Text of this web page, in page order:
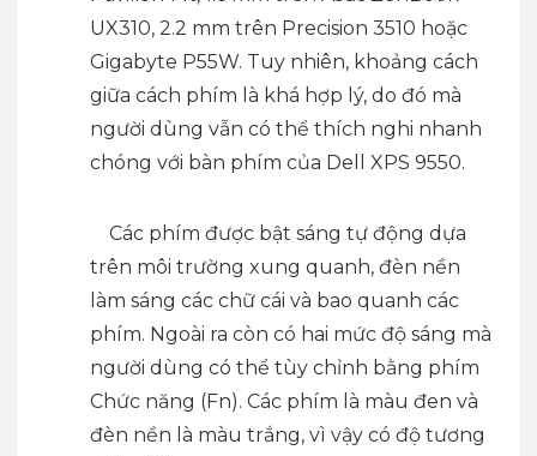
UX310, 2.2 mm trên Precision 3510 hoặc
Gigabyte P55W. Tuy nhiên, khoảng cách
giữa cách phím là khá hợp lý, do đó mà
người dùng vẫn có thể thích nghi nhanh
chóng với bàn phím của Dell XPS 9550.
Các phím được bật sáng tự động dựa
trên môi trường xung quanh, đèn nền
làm sáng các chữ cái và bao quanh các
phím. Ngoài ra còn có hai mức độ sáng mà
người dùng có thể tùy chỉnh bằng phím
Chức năng (Fn). Các phím là màu đen và
đèn nền là màu trắng, vì vậy có độ tương